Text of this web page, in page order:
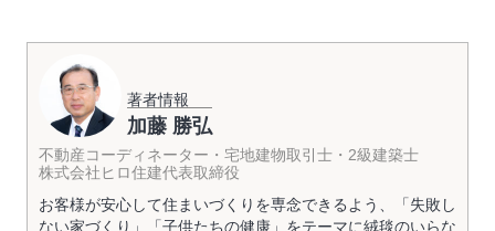
著者情報
加藤 勝弘
不動産コーディネーター・宅地建物取引士・2級建築士
株式会社ヒロ住建代表取締役
お客様が安心して住まいづくりを専念できるよう、「失敗し
ない家づくり」「子供たちの健康」をテーマに絨毯のいらな